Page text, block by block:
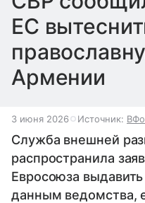
ЕС
Армении
3 июня 2026 Источник:
Служба внешней
распространила
Евросоюза
данным ведомства,